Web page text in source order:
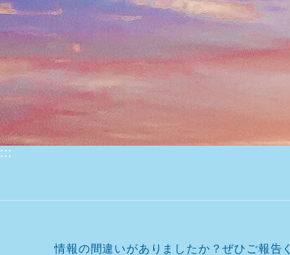
:::
情報の間違いがありましたか？ぜひご報告